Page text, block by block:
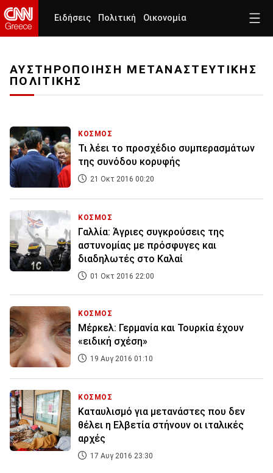
Ειδήσεις Πολιτική Οικονομία
ΑΥΣΤΗΡΟΠΟΙΗΣΗ ΜΕΤΑΝΑΣΤΕΥΤΙΚΗΣ
ΠΟΛΙΤΙΚΗΣ
ΚΟΣΜΟΣ
Τι λέει το προσχέδιο συμπερασμάτων
της συνόδου κορυφής
21 Οκτ 2016 00:20
ΚΟΣΜΟΣ
Γαλλία: Άγριες συγκρούσεις της
αστυνομίας με πρόσφυγες και
διαδηλωτές στο Καλαί
01 Οκτ 2016 22:00
ΚΟΣΜΟΣ
Μέρκελ: Γερμανία και Τουρκία έχουν
«ειδική σχέση»
19 Αυγ 2016 01:10
ΚΟΣΜΟΣ
Καταυλισμό για μετανάστες που δεν
θέλει η Ελβετία στήνουν οι ιταλικές
αρχές
17 Αυγ 2016 23:30